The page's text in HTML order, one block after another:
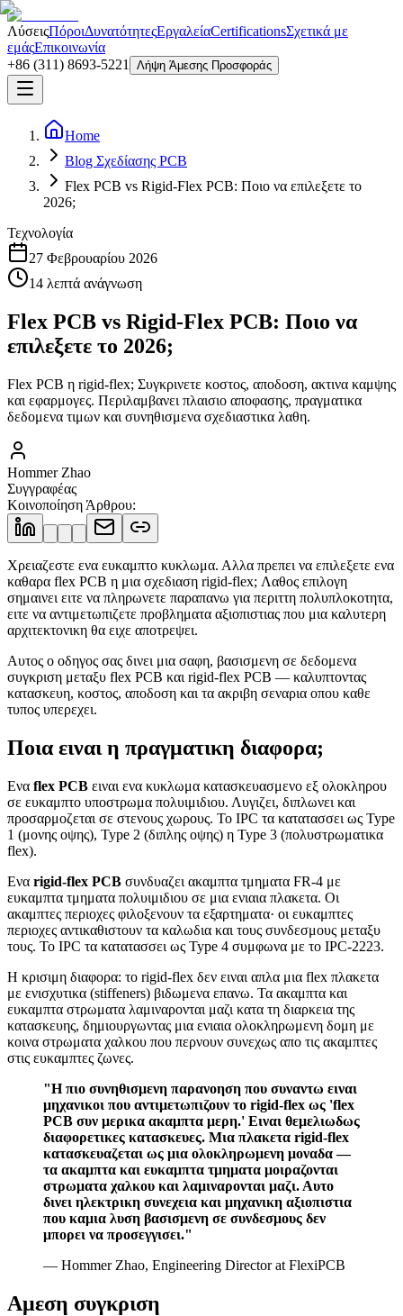
ΛύσειςΠόροιΔυνατότητεςΕργαλείαCertificationsΣχετικά με
εμάςΕπικοινωνία
+86 (311) 8693-5221
Λήψη Άμεσης Προσφοράς
Home
Blog Σχεδίασης PCB
Flex PCB vs Rigid-Flex PCB: Ποιο να επιλεξετε το
2026;
Τεχνολογία
27 Φεβρουαρίου 2026
14 λεπτά ανάγνωση
Flex PCB vs Rigid-Flex PCB: Ποιο να
επιλεξετε το 2026;
Flex PCB η rigid-flex; Συγκρινετε κοστος, αποδοση, ακτινα καμψης
και εφαρμογες. Περιλαμβανει πλαισιο αποφασης, πραγματικα
δεδομενα τιμων και συνηθισμενα σχεδιαστικα λαθη.
Hommer Zhao
Συγγραφέας
Κοινοποίηση Άρθρου:
Χρειαζεστε ενα ευκαμπτο κυκλωμα. Αλλα πρεπει να επιλεξετε ενα
καθαρα flex PCB η μια σχεδιαση rigid-flex; Λαθος επιλογη
σημαινει ειτε να πληρωνετε παραπανω για περιττη πολυπλοκοτητα,
ειτε να αντιμετωπιζετε προβληματα αξιοπιστιας που μια καλυτερη
αρχιτεκτονικη θα ειχε αποτρεψει.
Αυτος ο οδηγος σας δινει μια σαφη, βασισμενη σε δεδομενα
συγκριση μεταξυ flex PCB και rigid-flex PCB — καλυπτοντας
κατασκευη, κοστος, αποδοση και τα ακριβη σεναρια οπου καθε
τυπος υπερεχει.
Ποια ειναι η πραγματικη διαφορα;
Ενα flex PCB ειναι ενα κυκλωμα κατασκευασμενο εξ ολοκληρου
σε ευκαμπτο υποστρωμα πολυιμιδιου. Λυγιζει, διπλωνει και
προσαρμοζεται σε στενους χωρους. Το IPC τα κατατασσει ως Type
1 (μονης οψης), Type 2 (διπλης οψης) η Type 3 (πολυστρωματικα
flex).
Ενα rigid-flex PCB συνδυαζει ακαμπτα τμηματα FR-4 με
ευκαμπτα τμηματα πολυιμιδιου σε μια ενιαια πλακετα. Οι
ακαμπτες περιοχες φιλοξενουν τα εξαρτηματα· οι ευκαμπτες
περιοχες αντικαθιστουν τα καλωδια και τους συνδεσμους μεταξυ
τους. Το IPC τα κατατασσει ως Type 4 συμφωνα με το IPC-2223.
Η κρισιμη διαφορα: το rigid-flex δεν ειναι απλα μια flex πλακετα
με ενισχυτικα (stiffeners) βιδωμενα επανω. Τα ακαμπτα και
ευκαμπτα στρωματα λαμιναρονται μαζι κατα τη διαρκεια της
κατασκευης, δημιουργωντας μια ενιαια ολοκληρωμενη δομη με
κοινα στρωματα χαλκου που περνουν συνεχως απο τις ακαμπτες
στις ευκαμπτες ζωνες.
"Η πιο συνηθισμενη παρανοηση που συναντω ειναι
μηχανικοι που αντιμετωπιζουν το rigid-flex ως 'flex
PCB συν μερικα ακαμπτα μερη.' Ειναι θεμελιωδως
διαφορετικες κατασκευες. Μια πλακετα rigid-flex
κατασκευαζεται ως μια ολοκληρωμενη μοναδα —
τα ακαμπτα και ευκαμπτα τμηματα μοιραζονται
στρωματα χαλκου και λαμιναρονται μαζι. Αυτο
δινει ηλεκτρικη συνεχεια και μηχανικη αξιοπιστια
που καμια λυση βασισμενη σε συνδεσμους δεν
μπορει να προσεγγισει."
— Hommer Zhao, Engineering Director at FlexiPCB
Αμεση συγκριση